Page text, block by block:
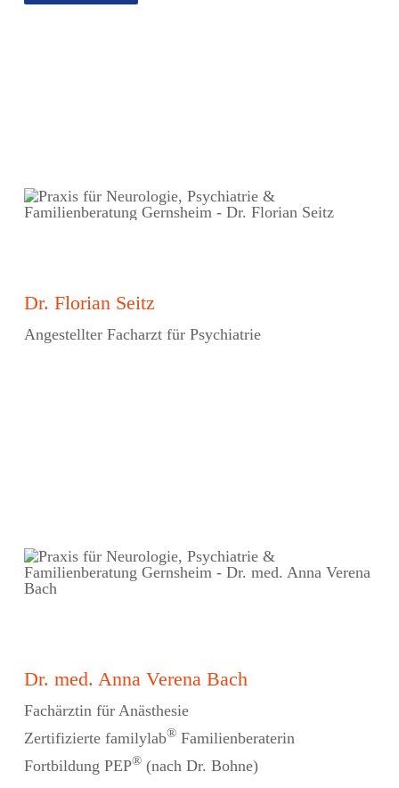
Dr. Florian Seitz
Angestellter Facharzt für Psychiatrie
Dr. med. Anna Verena Bach
Fachärztin für Anästhesie
Zertifizierte familylab®Familienberaterin
Fortbildung PEP®(nach Dr. Bohne)